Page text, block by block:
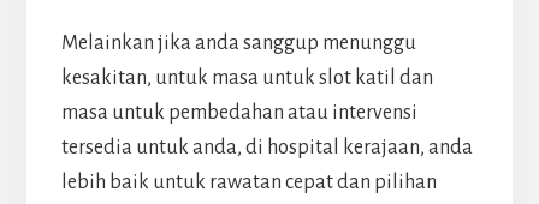
Melainkan jika anda sanggup menunggu
kesakitan, untuk masa untuk slot katil dan
masa untuk pembedahan atau intervensi
tersedia untuk anda, di hospital kerajaan, anda
lebih baik untuk rawatan cepat dan pilihan